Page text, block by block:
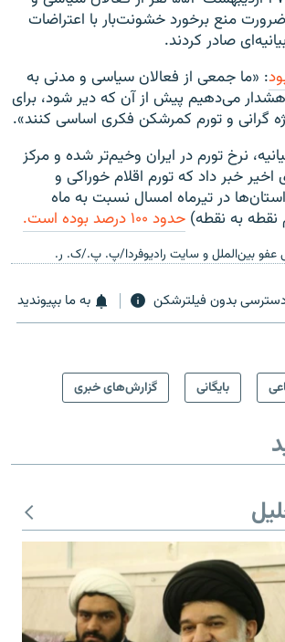
ضرورت منع برخورد خشونت‌بار با اعتراضات
صادر کردند.
: «ما جمعی از فعالان سیاسی و مدنی به
می‌دهیم پیش از آن که دیر شود، برای
گرانی و تورم کمرشکن فکری اساسی کنند».
نرخ تورم در ایران وخیم‌تر شده و مرکز
اخیر خبر داد که تورم اقلام خوراکی و
در تیرماه امسال نسبت به ماه
نقطه به نقطه) حدود ۱۰۰ درصد بوده است.
عفو بین‌الملل و سایت رادیوفردا/پ. پ./ک. ر.
بدون فیلترشکن به ما بپیوندید
بایگانی گزارش‌های خبری